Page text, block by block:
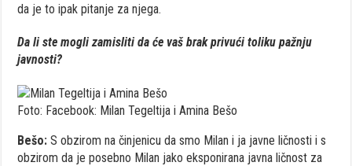
da je to ipak pitanje za njega.
Da li ste mogli zamisliti da će vaš brak privući toliku pažnju
javnosti?
Foto: Facebook: Milan Tegeltija i Amina Bešo
Bešo: S obzirom na činjenicu da smo Milan i ja javne ličnosti i s
obzirom da je posebno Milan jako eksponirana javna ličnost za